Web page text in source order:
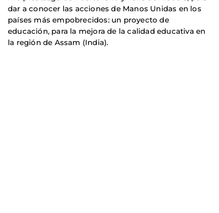
dar a conocer las acciones de Manos Unidas en los
países más empobrecidos: un proyecto de
educación, para la mejora de la calidad educativa en
la región de Assam (India).